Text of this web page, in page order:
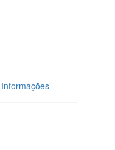
Informações